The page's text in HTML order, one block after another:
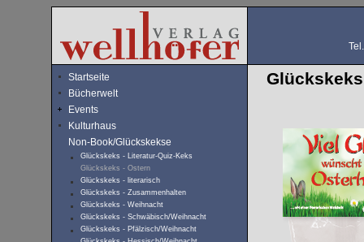
Startseite
Bücherwelt
Events
Kulturhaus
Non-Book/Glückskekse
Glückskeks - Literatur-Quiz-Keks
Glückskeks - Ostern
Glückskeks - literarisch
Glückskeks - Zusammenhalten
Glückskeks - Weihnacht
Glückskeks - Schwäbisch/Weihnacht
Glückskeks - Pfälzisch/Weihnacht